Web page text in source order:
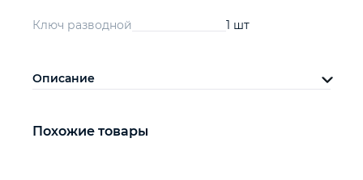
Ключ разводной 1 шт
Описание
Похожие товары